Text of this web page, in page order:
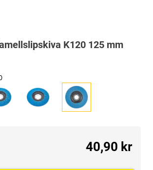
K120 125 mm
40,90 kr